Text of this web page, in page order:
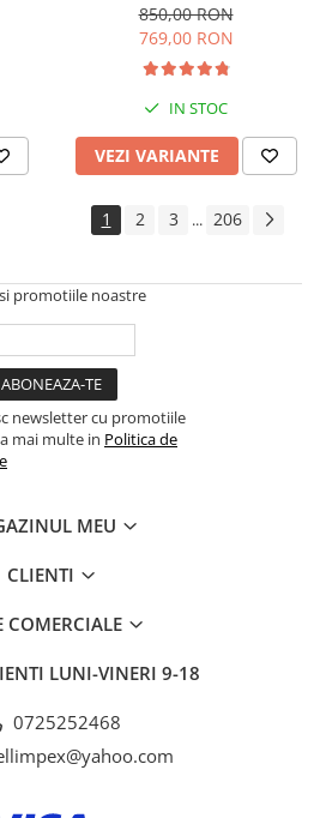
maner reglabil, negru
850,00 RON
769,00 RON
IN STOC
VEZI VARIANTE
1 2 3 ... 206
promotiile noastre
newsletter cu promotiile
mai multe in Politica de
MEU
CLIENTI
COMERCIALE
LUNI-VINERI 9-18
0725252468